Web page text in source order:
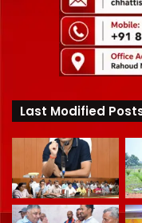
Last Modified